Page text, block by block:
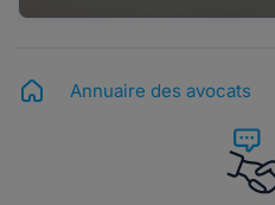
Annuaire des avocats